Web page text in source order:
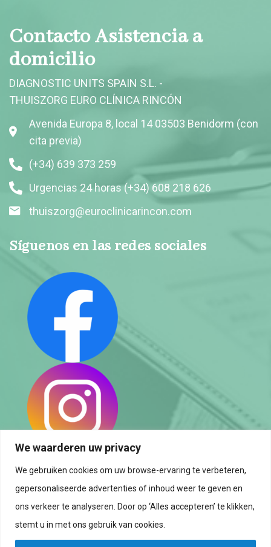
We waarderen uw privacy
We gebruiken cookies om uw browse-ervaring te verbeteren,
gepersonaliseerde advertenties of inhoud weer te geven en
ons verkeer te analyseren. Door op ‘Alles accepteren’ te klikken,
stemt u in met ons gebruik van cookies.
Contacto Asistencia a
domicilio
DIAGNOSTIC UNITS SPAIN S.L. -
THUISZORG EURO CLÍNICA RINCÓN
Avenida Europa 8, local 14 03503 Benidorm (con
cita previa)
(+34) 639 373 259
Urgencias 24 horas (+34) 608 218 626
thuiszorg@euroclinicarincon.com
Síguenos en las redes sociales
Política de privacidad
Política de cookies
Aviso legal